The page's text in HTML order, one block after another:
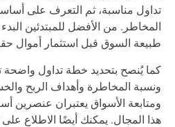
مناسبة، ثم التعرف على أساسيات
من الأفضل للمبتدئين البدء
السوق قبل استثمار أموال
يُنصح بتحديد خطة تداول واضحة
المخاطرة وأهداف الربح
الأسواق يعتبران عنصرين
المجال. يمكنك أيضًا الاطلاع على